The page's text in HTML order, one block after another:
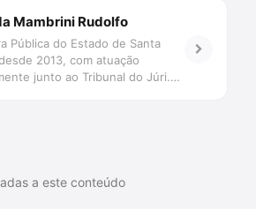
Mambrini Rudolfo
Pública do Estado de Santa
2013, com atuação
junto ao Tribunal do Júri.
a este conteúdo